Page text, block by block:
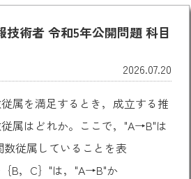
技術者 令和5年公開問題 科目
2026.07.20
属を満足するとき，成立する推
属はどれか。ここで，"A→B"は
数従属していることを表
B，C｝"は，"A→B"か